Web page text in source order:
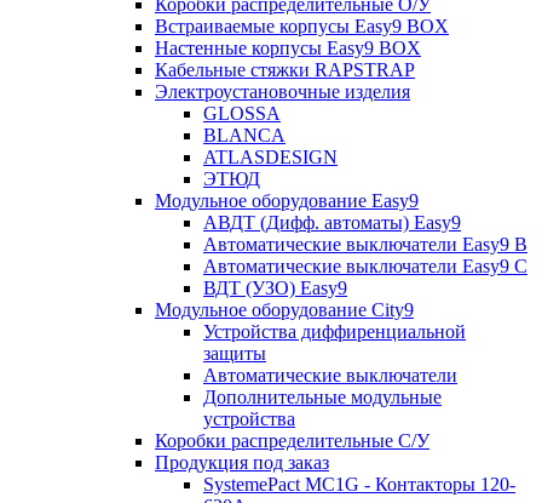
Встраиваемые корпусы Easy9 BOX
Настенные корпусы Easy9 BOX
Кабельные стяжки RAPSTRAP
Электроустановочные изделия
GLOSSA
BLANCA
ATLASDESIGN
ЭТЮД
Модульное оборудование Easy9
АВДТ (Дифф. автоматы) Easy9
Автоматические выключатели Easy9 В
Автоматические выключатели Easy9 С
ВДТ (УЗО) Easy9
Модульное оборудование City9
Устройства диффиренциальной
защиты
Автоматические выключатели
Дополнительные модульные
устройства
Коробки распределительные C/У
Продукция под заказ
SystemePact MC1G - Контакторы 120-